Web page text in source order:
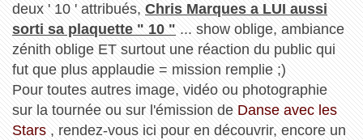
deux ' 10 ' attribués, Chris Marques a LUI aussi
sorti sa plaquette " 10 " ... show oblige, ambiance
zénith oblige ET surtout une réaction du public qui
fut que plus applaudie = mission remplie ;)
Pour toutes autres image, vidéo ou photographie
sur la tournée ou sur l'émission de Danse avec les
Stars, rendez-vous ici pour en découvrir, encore un